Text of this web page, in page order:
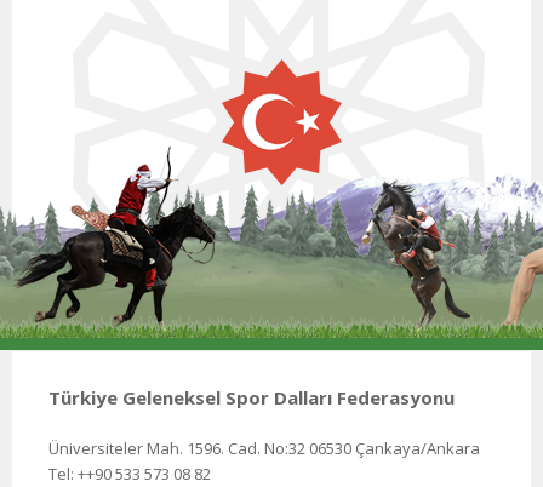
Türkiye Geleneksel Spor Dalları Federasyonu
Üniversiteler Mah. 1596. Cad. No:32 06530 Çankaya/Ankara
Tel: ++90 533 573 08 82